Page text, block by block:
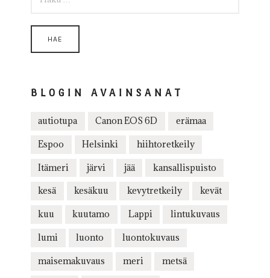
BLOGIN AVAINSANAT
autiotupa Canon EOS 6D erämaa
Espoo Helsinki hiihtoretkeily
Itämeri järvi jää kansallispuisto
kesä kesäkuu kevytretkeily kevät
kuu kuutamo Lappi lintukuvaus
lumi luonto luontokuvaus
maisemakuvaus meri metsä